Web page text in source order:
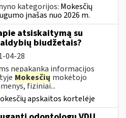
kategorijos: Mokesčių
įnašas nuo 2026 m.
atsiskaitymą su
biudžetais?
04-28
nepakanka informacijos
Mokesčių mokėtojo
fiziniai...
apskaitos kortelėje